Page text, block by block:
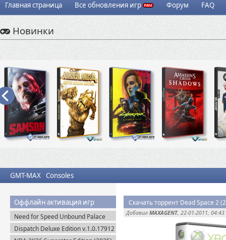
Главная страница Все обновления игр Форум FAQ
Новинки
GMT-MAX Consoles
Оффлайн активация игр
Need for Speed Unbound Palace
Edition (2022) Origin-Rip
Dispatch Deluxe Edition v.1.0.17912
+ DLC (2025) Пиратка
Скачать торрент Dead Space 2
Добавил MAXAGENT, 22-01-2011, 04:43